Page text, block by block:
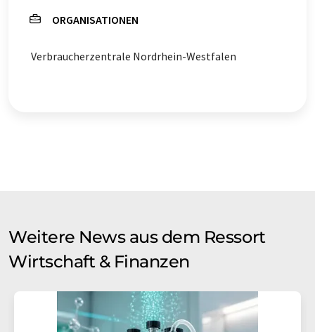
ORGANISATIONEN
Verbraucherzentrale Nordrhein-Westfalen
Weitere News aus dem Ressort
Wirtschaft & Finanzen